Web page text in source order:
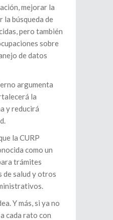
mejorar la
búsqueda de
pero también
sobre
de datos
argumenta
la
y reducirá
la CURP
como un
trámites
de salud y otros
Y más, si ya no
cada rato con